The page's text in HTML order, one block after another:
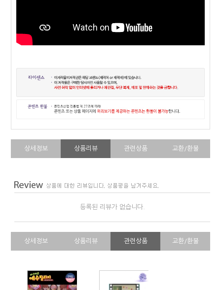
상세정보 상품리뷰 관련상품 교환/환불
등록된 리뷰가 없습니다.
상세정보 상품리뷰 관련상품 교환/환불